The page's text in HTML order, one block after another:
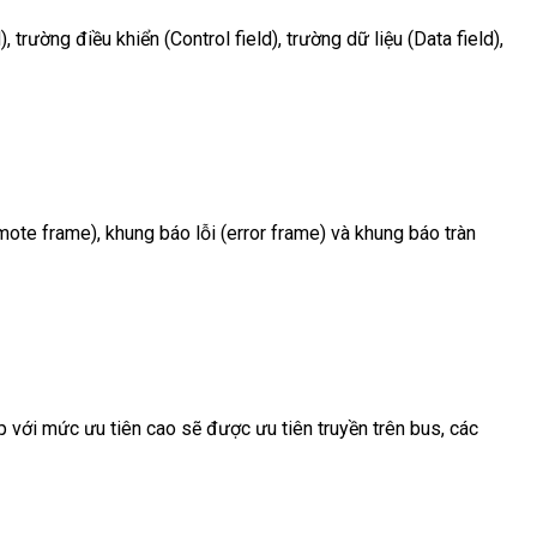
trường điều khiển (Control field), trường dữ liệu (Data field),
frame), khung báo lỗi (error frame) và khung báo tràn
với mức ưu tiên cao sẽ được ưu tiên truyền trên bus, các